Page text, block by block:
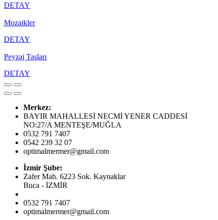
DETAY
Mozaikler
DETAY
Peyzaj Taşları
DETAY
Merkez:
BAYIR MAHALLESİ NECMİ YENER CADDESİ
NO:27/A MENTEŞE/MUĞLA
0532 791 7407
0542 239 32 07
optimalmermer@gmail.com
İzmir Şube:
Zafer Mah. 6223 Sok. Kaynaklar
Buca - İZMİR
0532 791 7407
optimalmermer@gmail.com